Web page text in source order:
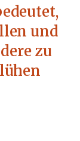
und
zu